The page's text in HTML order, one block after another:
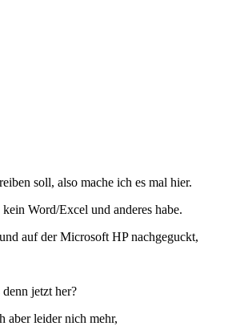
soll, also mache ich es mal hier.
Word/Excel und anderes habe.
auf der Microsoft HP nachgeguckt,
jetzt her?
aber leider nich mehr,